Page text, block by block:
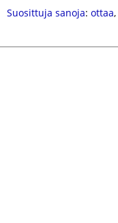
Suosittuja sanoja: ottaa,